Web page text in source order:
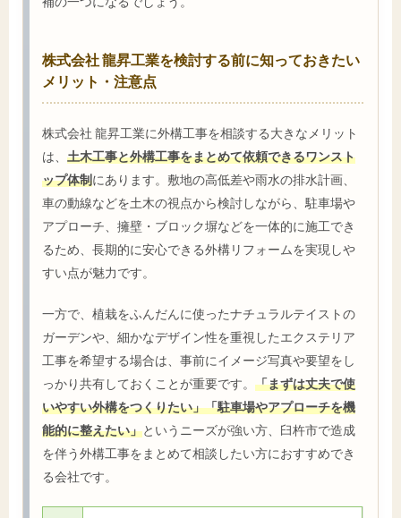
株式会社 龍昇工業を検討する前に知っておきたい
メリット・注意点
株式会社 龍昇工業に外構工事を相談する大きなメリット
は、 土木工事と外構工事をまとめて依頼できるワンスト
ップ体制にあります。敷地の高低差や雨水の排水計画、
車の動線などを土木の視点から検討しながら、駐車場や
アプローチ、擁壁・ブロック塀などを一体的に施工でき
るため、長期的に安心できる外構リフォームを実現しや
すい点が魅力です。
一方で、植栽をふんだんに使ったナチュラルテイストの
ガーデンや、細かなデザイン性を重視したエクステリア
工事を希望する場合は、事前にイメージ写真や要望をし
っかり共有しておくことが重要です。 「まずは丈夫で使
いやすい外構をつくりたい」「駐車場やアプローチを機
能的に整えたい」というニーズが強い方、臼杵市で造成
を伴う外構工事をまとめて相談したい方におすすめでき
る会社です。